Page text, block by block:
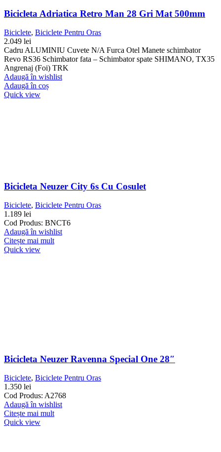
Bicicleta Adriatica Retro Man 28 Gri Mat 500mm
Biciclete, Biciclete Pentru Oras
2.049 lei
Cadru ALUMINIU Cuvete N/A Furca Otel Manete schimbator
Revo RS36 Schimbator fata – Schimbator spate SHIMANO, TX35
Angrenaj (Foi) TRK
Adaugă în wishlist
Adaugă în coș
Quick view
Bicicleta Neuzer City 6s Cu Cosulet
Biciclete, Biciclete Pentru Oras
1.189 lei
Cod Produs: BNCT6
Adaugă în wishlist
Citește mai mult
Quick view
Bicicleta Neuzer Ravenna Special One 28″
Biciclete, Biciclete Pentru Oras
1.350 lei
Cod Produs: A2768
Adaugă în wishlist
Citește mai mult
Quick view